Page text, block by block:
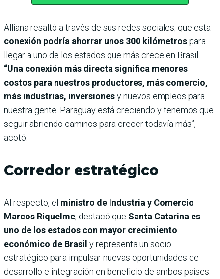
Alliana resaltó a través de sus redes sociales, que esta
conexión podría ahorrar unos 300 kilómetrospara
llegar a uno de los estados que más crece en Brasil.
“Una conexión más directa significa menores
costos para nuestros productores, más comercio,
más industrias, inversionesy nuevos empleos para
nuestra gente. Paraguay está creciendo y tenemos que
seguir abriendo caminos para crecer todavía más”,
acotó.
Corredor estratégico
Al respecto, el ministro de Industria y Comercio
Marcos Riquelme, destacó que Santa Catarina es
uno de los estados con mayor crecimiento
económico de Brasil y representa un socio
estratégico para impulsar nuevas oportunidades de
desarrollo e integración en beneficio de ambos países.